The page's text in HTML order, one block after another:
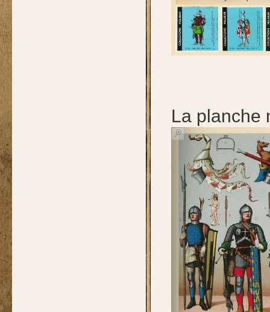
La planche